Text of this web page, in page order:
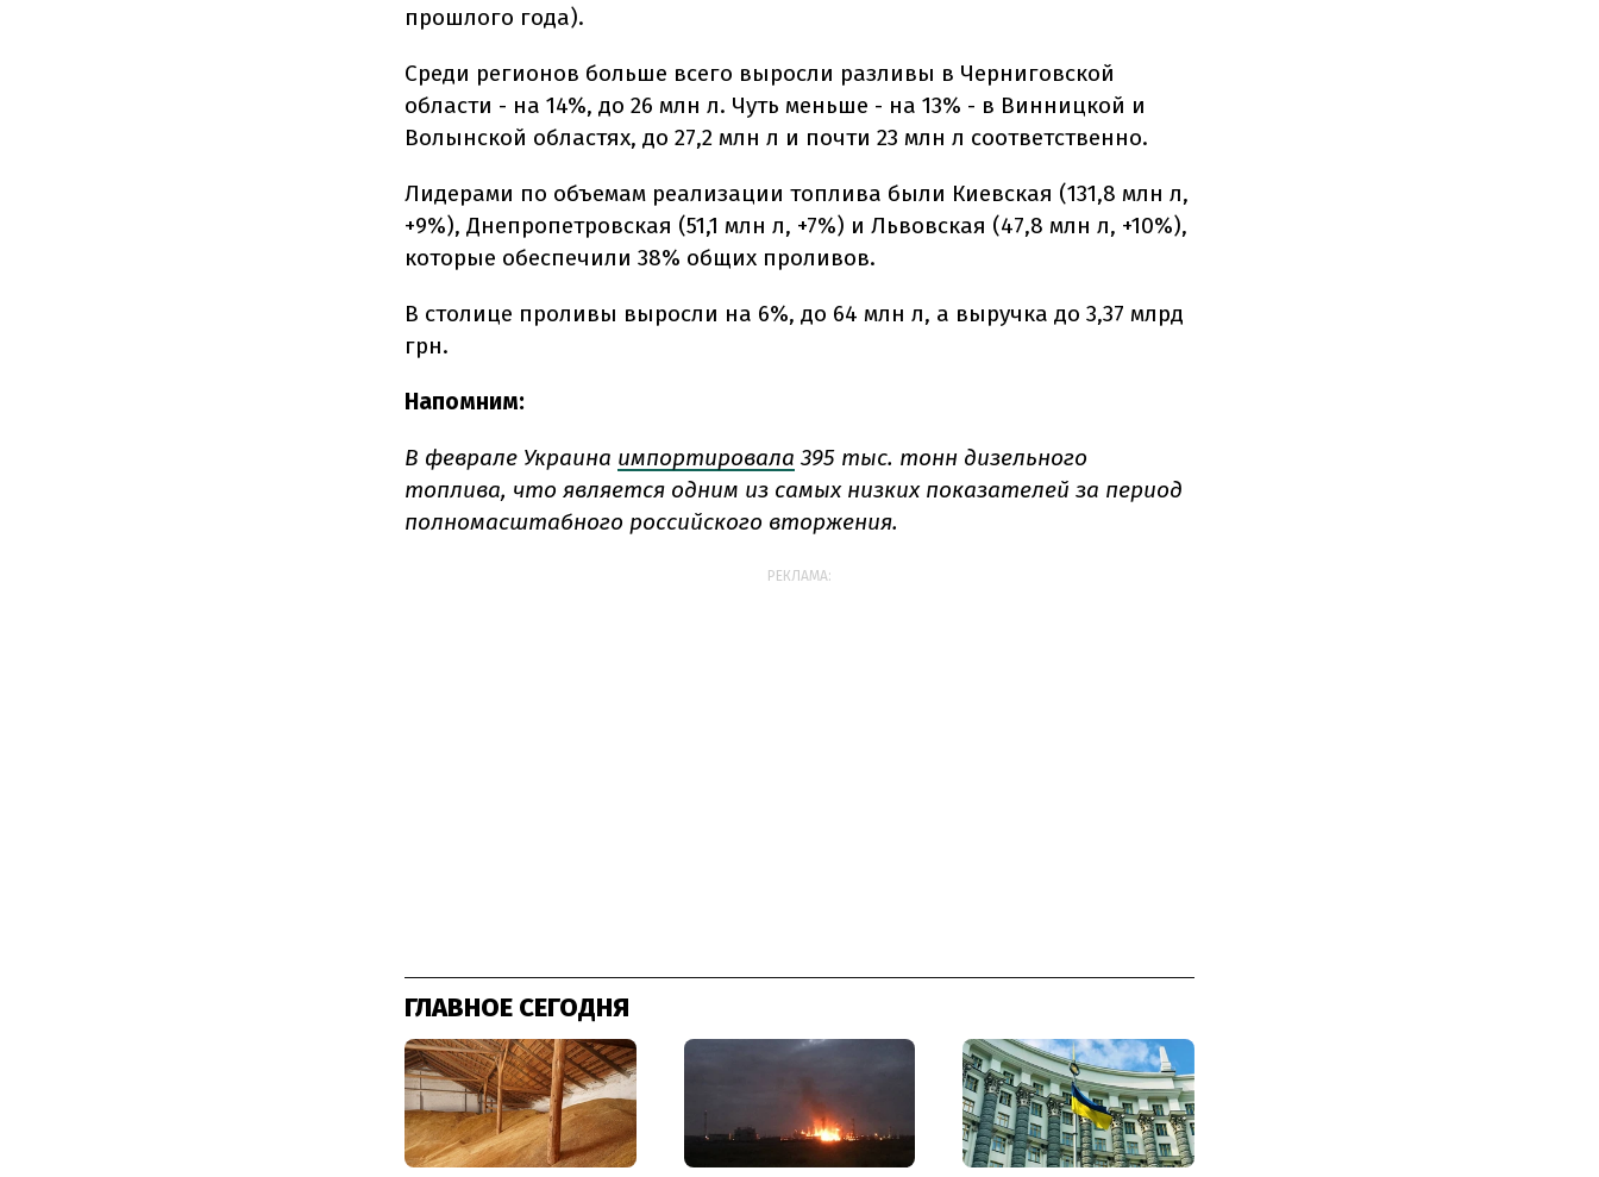
прошлого года).
Среди регионов больше всего выросли разливы в Черниговской
области - на 14%, до 26 млн л. Чуть меньше - на 13% - в Винницкой и
Волынской областях, до 27,2 млн л и почти 23 млн л соответственно.
Лидерами по объемам реализации топлива были Киевская (131,8 млн л,
+9%), Днепропетровская (51,1 млн л, +7%) и Львовская (47,8 млн л, +10%),
которые обеспечили 38% общих проливов.
В столице проливы выросли на 6%, до 64 млн л, а выручка до 3,37 млрд
грн.
Напомним:
В феврале Украина импортировала 395 тыс. тонн дизельного
топлива, что является одним из самых низких показателей за период
полномасштабного российского вторжения.
РЕКЛАМА:
ГЛАВНОЕ СЕГОДНЯ